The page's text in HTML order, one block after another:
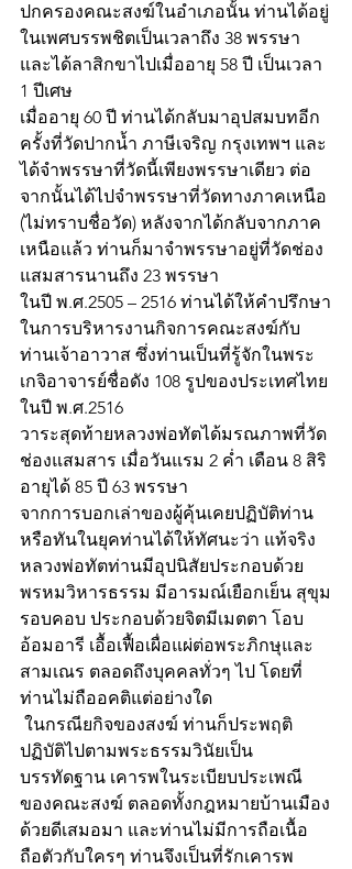
ปกครองคณะสงฆ์ในอำเภอนั้น ท่านได้อยู่
ในเพศบรรพชิตเป็นเวลาถึง 38 พรรษา
และได้ลาสิกขาไปเมื่ออายุ 58 ปี เป็นเวลา
1 ปีเศษ
เมื่ออายุ 60 ปี ท่านได้กลับมาอุปสมบทอีก
ครั้งที่วัดปากน้ำ ภาษีเจริญ กรุงเทพฯ และ
ได้จำพรรษาที่วัดนี้เพียงพรรษาเดียว ต่อ
จากนั้นได้ไปจำพรรษาที่วัดทางภาคเหนือ
(ไม่ทราบชื่อวัด) หลังจากได้กลับจากภาค
เหนือแล้ว ท่านก็มาจำพรรษาอยู่ที่วัดช่อง
แสมสารนานถึง 23 พรรษา
ในปี พ.ศ.2505 – 2516 ท่านได้ให้คำปรึกษา
ในการบริหารงานกิจการคณะสงฆ์กับ
ท่านเจ้าอาวาส ซึ่งท่านเป็นที่รู้จักในพระ
เกจิอาจารย์ชื่อดัง 108 รูปของประเทศไทย
ในปี พ.ศ.2516
วาระสุดท้ายหลวงพ่อทัตได้มรณภาพที่วัด
ช่องแสมสาร เมื่อวันแรม 2 ค่ำ เดือน 8 สิริ
อายุได้ 85 ปี 63 พรรษา
จากการบอกเล่าของผู้คุ้นเคยปฏิบัติท่าน
หรือทันในยุคท่านได้ให้ทัศนะว่า แท้จริง
หลวงพ่อทัตท่านมีอุปนิสัยประกอบด้วย
พรหมวิหารธรรม มีอารมณ์เยือกเย็น สุขุม
รอบคอบ ประกอบด้วยจิตมีเมตตา โอบ
อ้อมอารี เอื้อเฟื้อเผื่อแผ่ต่อพระภิกษุและ
สามเณร ตลอดถึงบุคคลทั่วๆ ไป โดยที่
ท่านไม่ถืออคติแต่อย่างใด
ปฏิบัติไปตามพระธรรมวินัยเป็น
บรรทัดฐาน เคารพในระเบียบประเพณี
ของคณะสงฆ์ ตลอดทั้งกฎหมายบ้านเมือง
ด้วยดีเสมอมา และท่านไม่มีการถือเนื้อ
ถือตัวกับใครๆ ท่านจึงเป็นที่รักเคารพ